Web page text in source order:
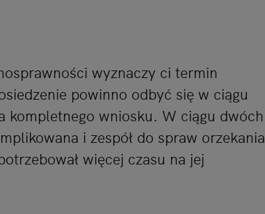
wyznaczy ci termin
powinno odbyć się w ciągu
kompletnego wniosku. W ciągu dwóch
i zespół do spraw orzekania
więcej czasu na jej